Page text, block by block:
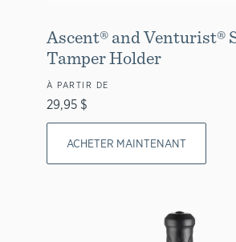
Ascent® and Venturist®
Tamper Holder
À PARTIR DE
29,95 $
ACHETER MAINTENANT